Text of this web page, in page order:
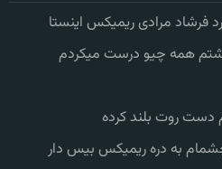
فرشاد مرادی ریمیکس اینستا
همه چیو درست میکردم
دست روت بلند کرده
به دره ریمیکس بیس دار